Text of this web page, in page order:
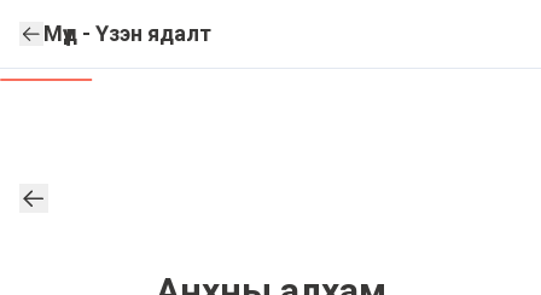
Мүүд - Үзэн ядалт